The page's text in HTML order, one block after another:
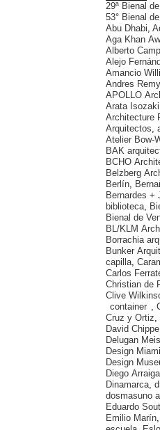
29ª Bienal
53° Bienal
Abu Dhabi,
Aga Khan
Alberto
Alejo
Amancio
Andres
APOLLO
Arata Isozaki
Architecture
Arquitectos,
Atelier Bow-
BAK
BCHO
Belzberg
Berlín,
Bernardes +
biblioteca,
Bienal de
BL/KLM
Borrachia
Bunker
capilla,
Carlos
Christian de
Clive
container ,
Cruz y Ortiz,
David
Delugan
Design
Design
Diego
Dinamarca,
dosmasuno
Eduardo
Emilio Marín,